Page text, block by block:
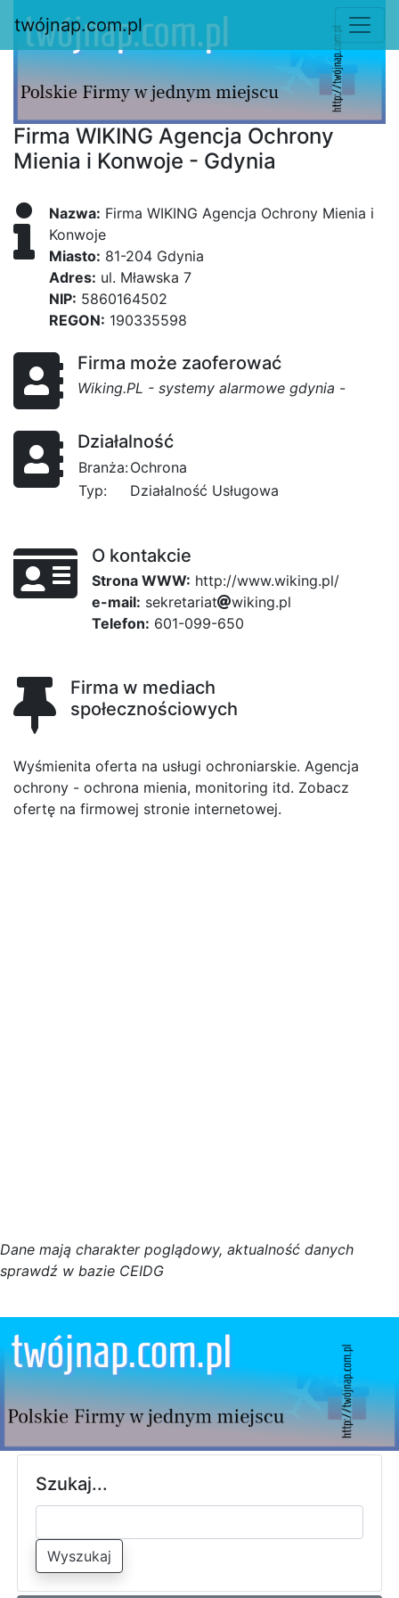
twójnap.com.pl
Firma WIKING Agencja Ochrony
Mienia i Konwoje - Gdynia
Nazwa: Firma WIKING Agencja Ochrony Mienia i
Konwoje
Miasto: 81-204 Gdynia
Adres: ul. Mławska 7
NIP: 5860164502
REGON: 190335598
Firma może zaoferować
Wiking.PL - systemy alarmowe gdynia -
Działalność
Branża:Ochrona
Typ:
Działalność Usługowa
O kontakcie
Strona WWW: http://www.wiking.pl/
e-mail: sec
kretaa4
ri1
at be4
wiking.pbb7
l
Telefon: 601-099-650
Firma w mediach
społecznościowych
Wyśmienita oferta na usługi ochroniarskie. Agencja
ochrony - ochrona mienia, monitoring itd. Zobacz
ofertę na firmowej stronie internetowej.
Dane mają charakter poglądowy, aktualność danych
sprawdź w bazie CEIDG
Szukaj...
Wyszukaj